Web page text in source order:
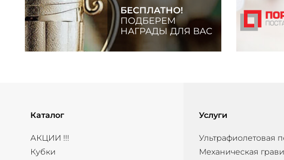
БЕСПЛАТНО!
ПОДБЕРЕМ
НАГРАДЫ ДЛЯ ВАС
Каталог
АКЦИИ !!!
Кубки
Услуги
Ультрафиолетовая
Механическая